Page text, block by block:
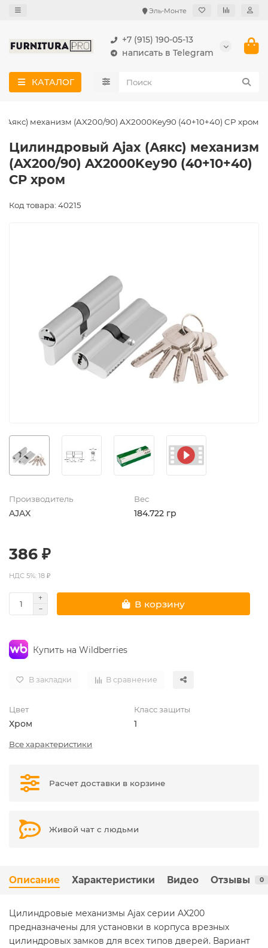
Эль-Монте
+7 (915) 190-05-13
написать в Telegram
КАТАЛОГ
механизм (AX200/90) AX2000Key90 (40+10+40) CP хром
Цилиндровый Ajax (Аякс) механизм
(AX200/90) AX2000Key90 (40+10+40)
CP хром
Код товара: 40215
Производитель
AJAX
Вес
184.722 гр
386 ₽
НДС 5%: 18 ₽
В корзину
Купить на Wildberries
В закладки В сравнение
Цвет
Хром
Класс защиты
1
Все характеристики
Расчет доставки в корзине
Живой чат с людьми
Описание Характеристики Видео Отзывы 0
Цилиндровые механизмы Ajax серии AX200
предназначены для установки в корпуса врезных
цилиндровых замков для всех типов дверей. Вариант